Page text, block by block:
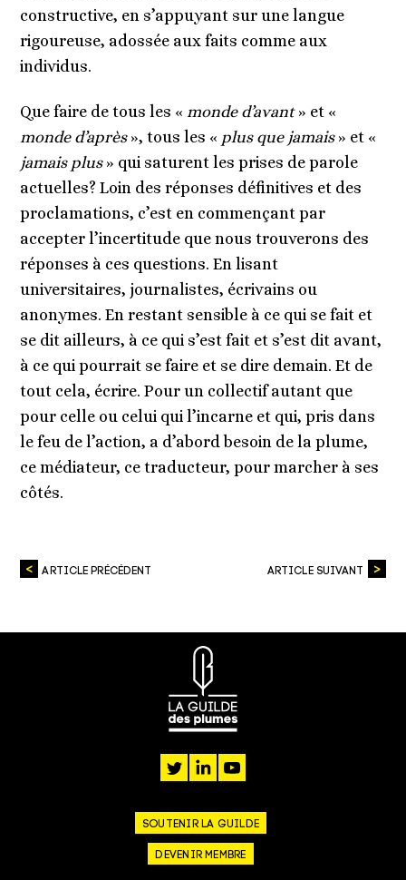
constructive, en s’appuyant sur une langue
rigoureuse, adossée aux faits comme aux
individus.
Que faire de tous les « monde d’avant» et «
monde d’après», tous les « plus que jamais» et «
jamais plus» qui saturent les prises de parole
actuelles? Loin des réponses définitives et des
proclamations, c’est en commençant par
accepter l’incertitude que nous trouverons des
réponses à ces questions. En lisant
universitaires, journalistes, écrivains ou
anonymes. En restant sensible à ce qui se fait et
se dit ailleurs, à ce qui s’est fait et s’est dit avant,
à ce qui pourrait se faire et se dire demain. Et de
tout cela, écrire. Pour un collectif autant que
pour celle ou celui qui l’incarne et qui, pris dans
le feu de l’action, a d’abord besoin de la plume,
ce médiateur, ce traducteur, pour marcher à ses
côtés.
ARTICLE PRÉCÉDENT ARTICLE SUIVANT
twitterlinkedin
SOUTENIR LA GUILDE
DEVENIR MEMBRE